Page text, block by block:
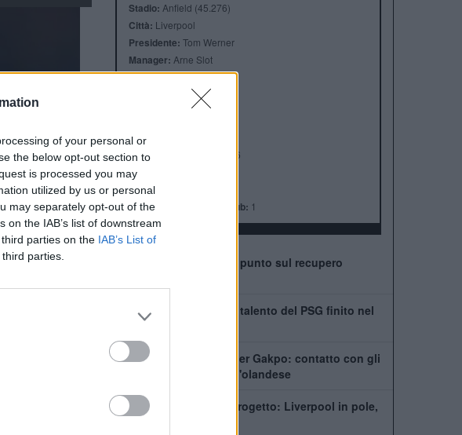
of your personal or
the below opt-out section to
is processed you may
utilized by us or personal
may separately opt-out of the
the IAB’s list of downstream
parties on the IAB’s List of
parties.
Stadio: Anfield (45.276)
Città: Liverpool
Presidente: Tom Werner
Manager: Arne Slot
Premier League:19
League Cup:
FA Community Shield: 16
Champions League:
Supercoppa Europea:
Coppa del Mondo per Club: 1
Leoni vede il ritorno: il punto sul recupero
Chi è Ibrahim Mbaye, il talento del PSG finito nel
mirino del Liverpool
Tottenham scatenato per Gakpo: contatto con gli
agenti, De Zerbi vuole l'olandese
PSG, Mbaye fuori dal progetto: Liverpool in pole,